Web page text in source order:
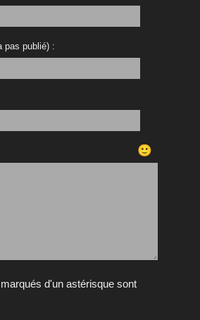
pas publié) :
🙂
d'un astérisque sont